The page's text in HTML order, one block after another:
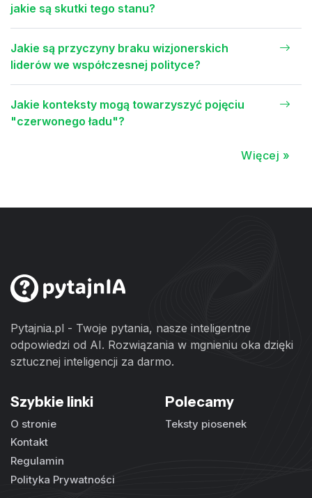
jakie są skutki tego stanu?
Jakie są przyczyny braku wizjonerskich
liderów we współczesnej polityce?
Jakie konteksty mogą towarzyszyć pojęciu
"czerwonego ładu"?
Więcej »
Pytajnia.pl - Twoje pytania, nasze inteligentne
odpowiedzi od AI. Rozwiązania w mgnieniu oka dzięki
sztucznej inteligencji za darmo.
Szybkie linki
O stronie
Kontakt
Regulamin
Polityka Prywatności
Polecamy
Teksty piosenek